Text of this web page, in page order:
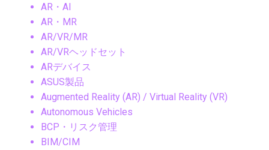
AR・AI
AR・MR
AR/VR/MR
AR/VRヘッドセット
ARデバイス
ASUS製品
Augmented Reality (AR) / Virtual Reality (VR)
Autonomous Vehicles
BCP・リスク管理
BIM/CIM